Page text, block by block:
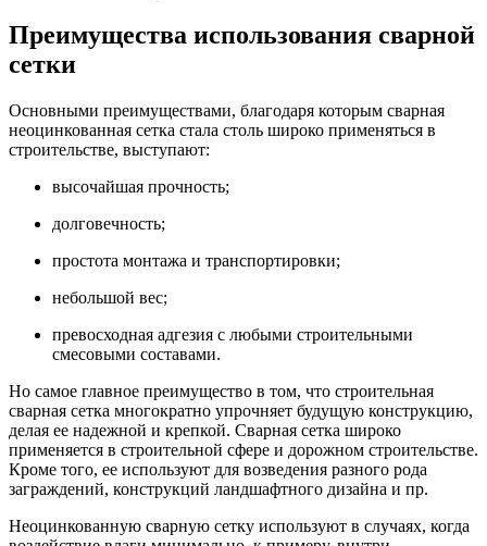
Преимущества использования сварной
сетки
Основными преимуществами, благодаря которым сварная
неоцинкованная сетка стала столь широко применяться в
строительстве, выступают:
высочайшая прочность;
долговечность;
простота монтажа и транспортировки;
небольшой вес;
превосходная адгезия с любыми строительными
смесовыми составами.
Но самое главное преимущество в том, что строительная
сварная сетка многократно упрочняет будущую конструкцию,
делая ее надежной и крепкой. Сварная сетка широко
применяется в строительной сфере и дорожном строительстве.
Кроме того, ее используют для возведения разного рода
заграждений, конструкций ландшафтного дизайна и пр.
Неоцинкованную сварную сетку используют в случаях, когда